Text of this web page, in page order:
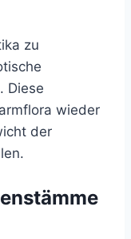
zu
Diese
wieder
der